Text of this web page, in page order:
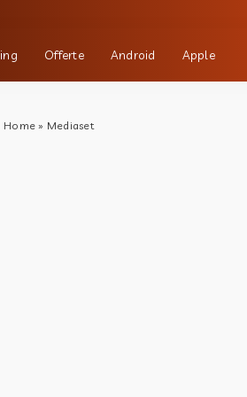
Offerte Android Apple
Home » Mediaset